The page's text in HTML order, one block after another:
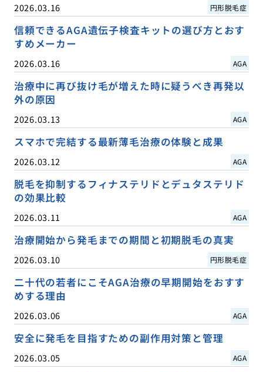
2026.03.16 円形脱毛症
信頼できるAGA遺伝子検査キットの選び方とおす
すめメーカー
2026.03.16 AGA
治療中に再び抜け毛が増えた時に疑うべき再発以
外の原因
2026.03.13 AGA
スマホで完結する最新薄毛治療の体験と成果
2026.03.12 AGA
脱毛を抑制するフィナステリドとデュタステリド
の効果比較
2026.03.11 AGA
治療開始から発毛までの期間と初期脱毛の真実
2026.03.10 円形脱毛症
二十代の若者にこそAGA治療の早期開始をおすす
めする理由
2026.03.06 AGA
安全に発毛を目指すための副作用対策と管理
2026.03.05 AGA